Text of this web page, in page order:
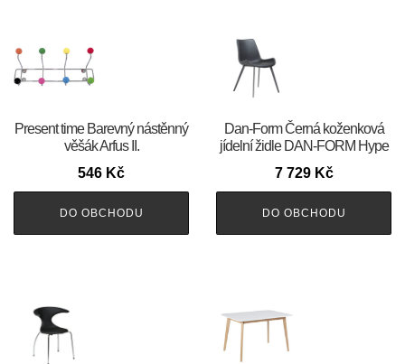
Present time Barevný nástěnný
věšák Arfus II.
546 Kč
DO OBCHODU
​​​​​Dan-Form Černá koženková
jídelní židle DAN-FORM Hype
7 729 Kč
DO OBCHODU